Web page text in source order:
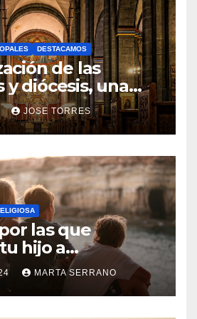
H
A
Y
C
O
M
N
T
A
R
I
O
S
DESTACAMOS
de las
y diócesis, una
para el futuro de
JOSE TORRES
N
O
H
A
Y
las que
hijo a
MARTA SERRANO
N
O